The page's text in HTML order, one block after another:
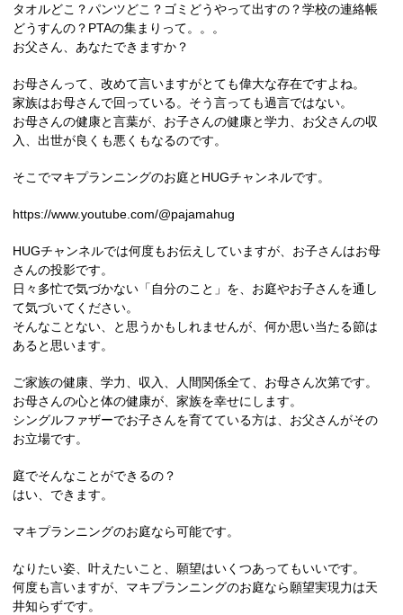
タオルどこ？パンツどこ？ゴミどうやって出すの？学校の連絡帳
どうすんの？PTAの集まりって。。。
お父さん、あなたできますか？
お母さんって、改めて言いますがとても偉大な存在ですよね。
家族はお母さんで回っている。そう言っても過言ではない。
お母さんの健康と言葉が、お子さんの健康と学力、お父さんの収
入、出世が良くも悪くもなるのです。
そこでマキプランニングのお庭とHUGチャンネルです。
https://www.youtube.com/@pajamahug
HUGチャンネルでは何度もお伝えしていますが、お子さんはお母
さんの投影です。
日々多忙で気づかない「自分のこと」を、お庭やお子さんを通し
て気づいてください。
そんなことない、と思うかもしれませんが、何か思い当たる節は
あると思います。
ご家族の健康、学力、収入、人間関係全て、お母さん次第です。
お母さんの心と体の健康が、家族を幸せにします。
シングルファザーでお子さんを育てている方は、お父さんがその
お立場です。
庭でそんなことができるの？
はい、できます。
マキプランニングのお庭なら可能です。
なりたい姿、叶えたいこと、願望はいくつあってもいいです。
何度も言いますが、マキプランニングのお庭なら願望実現力は天
井知らずです。